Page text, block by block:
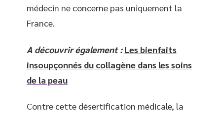
médecin ne concerne pas uniquement la
France.
A découvrir également : Les bienfaits
insoupçonnés du collagène dans les soins
de la peau
Contre cette désertification médicale, la